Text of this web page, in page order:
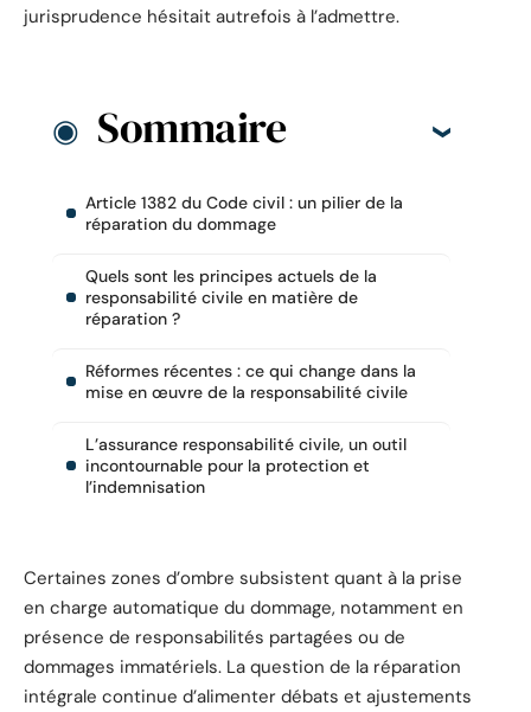
jurisprudence hésitait autrefois à l’admettre.
Sommaire
Article 1382 du Code civil : un pilier de la
réparation du dommage
Quels sont les principes actuels de la
responsabilité civile en matière de
réparation ?
Réformes récentes : ce qui change dans la
mise en œuvre de la responsabilité civile
L’assurance responsabilité civile, un outil
incontournable pour la protection et
l’indemnisation
Certaines zones d’ombre subsistent quant à la prise
en charge automatique du dommage, notamment en
présence de responsabilités partagées ou de
dommages immatériels. La question de la réparation
intégrale continue d’alimenter débats et ajustements